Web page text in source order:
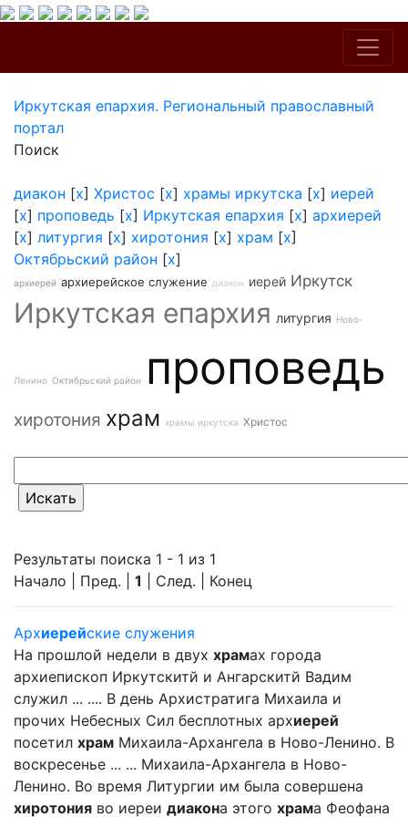
Иркутская епархия. Региональный православный
портал
Поиск
диакон [x] Христос [x] храмы иркутска [x] иерей
[x] проповедь [x] Иркутская епархия [x] архиерей
[x] литургия [x] хиротония [x] храм [x]
Октябрьский район [x]
архиерей архиерейское служение диакон иерей Иркутск
Иркутская епархия литургия Ново-
Ленино Октябрьский район проповедь
хиротония храм храмы иркутска Христос
Результаты поиска 1 - 1 из 1
Начало | Пред. | 1 | След. | Конец
Архиерейские служения
На прошлой недели в двух храмах города
архиепископ Иркутскитй и Ангарскитй Вадим
служил ... .... В день Архистратига Михаила и
прочих Небесных Сил бесплотных архиерей
посетил храм Михаила-Архангела в Ново-Ленино. В
воскресенье ... ... Михаила-Архангела в Ново-
Ленино. Во время Литургии им была совершена
хиротония во иереи диакона этого храма Феофана